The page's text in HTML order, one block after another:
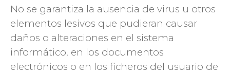
No se garantiza la ausencia de virus u otros
elementos lesivos que pudieran causar
daños o alteraciones en el sistema
informático, en los documentos
electrónicos o en los ficheros del usuario de